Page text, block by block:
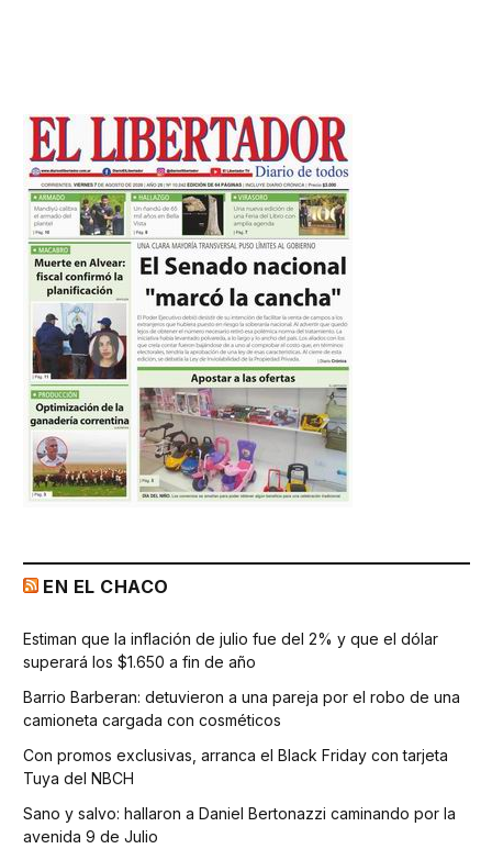
EN EL CHACO
Estiman que la inflación de julio fue del 2% y que el dólar
superará los $1.650 a fin de año
Barrio Barberan: detuvieron a una pareja por el robo de una
camioneta cargada con cosméticos
Con promos exclusivas, arranca el Black Friday con tarjeta
Tuya del NBCH
Sano y salvo: hallaron a Daniel Bertonazzi caminando por la
avenida 9 de Julio